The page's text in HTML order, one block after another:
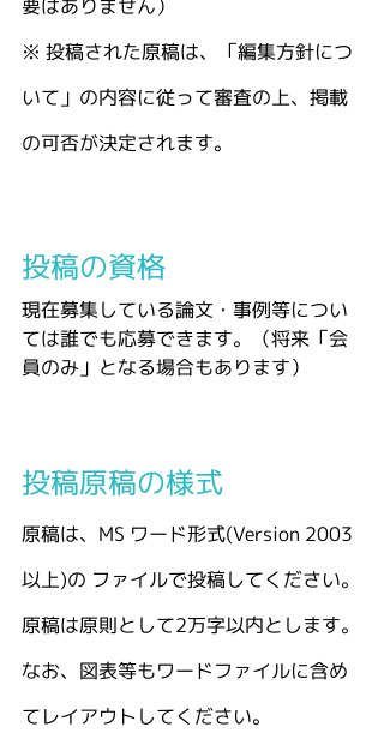
要はありません）
※ 投稿された原稿は、「編集方針につ
いて」の内容に従って審査の上、掲載
の可否が決定されます。
投稿の資格
現在募集している論文・事例等につい
ては誰でも応募できます。（将来「会
員のみ」となる場合もあります）
投稿原稿の様式
原稿は、MS ワード形式(Version 2003
以上)の ファイルで投稿してください。
原稿は原則として2万字以内とします。
なお、図表等もワードファイルに含め
てレイアウトしてください。